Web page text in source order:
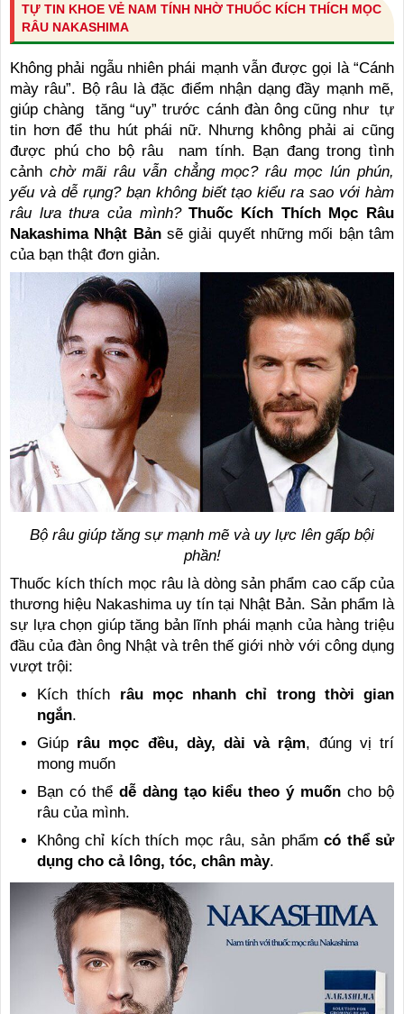
TỰ TIN KHOE VẺ NAM TÍNH NHỜ THUỐC KÍCH THÍCH MỌC
RÂU NAKASHIMA
Không phải ngẫu nhiên phái mạnh vẫn được gọi là “Cánh
mày râu”. Bộ râu là đặc điểm nhận dạng đầy mạnh mẽ,
giúp chàng tăng “uy” trước cánh đàn ông cũng như tự
tin hơn để thu hút phái nữ. Nhưng không phải ai cũng
được phú cho bộ râu nam tính. Bạn đang trong tình
cảnh chờ mãi râu vẫn chẳng mọc? râu mọc lún phún,
yếu và dễ rụng? bạn không biết tạo kiểu ra sao với hàm
râu lưa thưa của mình? Thuốc Kích Thích Mọc Râu
Nakashima Nhật Bảnsẽ giải quyết những mối bận tâm
của bạn thật đơn giản.
Bộ râu giúp tăng sự mạnh mẽ và uy lực lên gấp bội
phần!
Thuốc kích thích mọc râu là dòng sản phẩm cao cấp của
thương hiệu Nakashima uy tín tại Nhật Bản. Sản phẩm là
sự lựa chọn giúp tăng bản lĩnh phái mạnh của hàng triệu
đầu của đàn ông Nhật và trên thế giới nhờ với công dụng
vượt trội:
Kích thích râu mọc nhanh chỉ trong thời gian
ngắn.
Giúp râu mọc đều, dày, dài và rậm, đúng vị trí
mong muốn
Bạn có thể dễ dàng tạo kiểu theo ý muốncho bộ
râu của mình.
Không chỉ kích thích mọc râu, sản phẩmcó thể sử
dụng cho cả lông, tóc, chân mày.